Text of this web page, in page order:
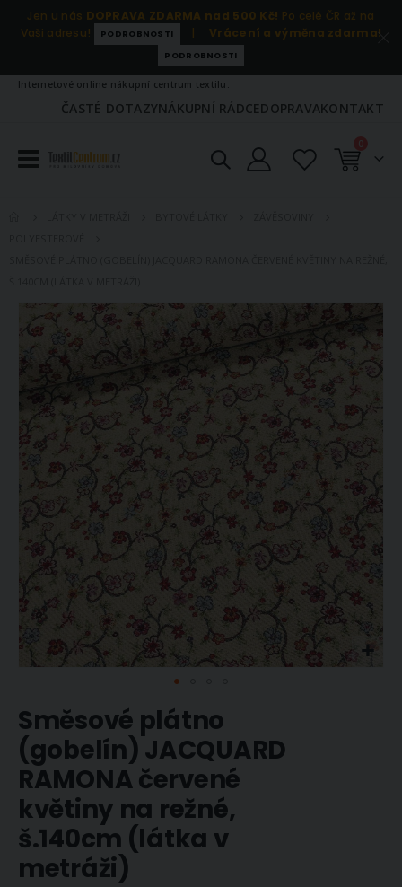
Jen u nás DOPRAVA ZDARMA nad 500 Kč! Po celé ČR až na
Vaši adresu!
PODROBNOSTI | Vrácení a výměna zdarma!
PODROBNOSTI
Internetové online nákupní centrum textilu.
ČASTÉ DOTAZYNÁKUPNÍ RÁDCEDOPRAVAKONTAKT
Košík
0položky
Přeskočit
na
konec
galerie
obrázky
na
začátek
galerie
s
obrázky
Směsové plátno
(gobelín) JACQUARD
RAMONA červené
květiny na režné,
š.140cm (látka v
metráži)